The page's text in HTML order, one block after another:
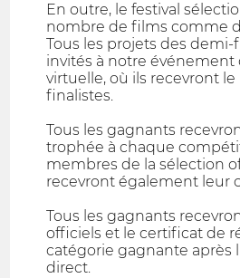
En outre, le festival
nombre de films comme
Tous les projets des
invités à notre événement
virtuelle, où ils recevront
finalistes.
Tous les gagnants
trophée à chaque
membres de la sélection
recevront également leur
Tous les gagnants
officiels et le certificat de
catégorie gagnante après
direct.